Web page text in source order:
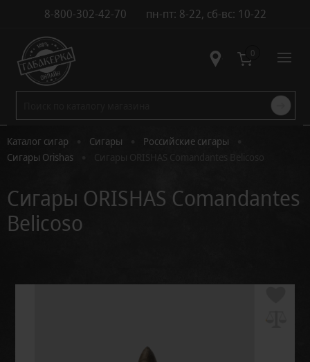
8-800-302-42-70 пн-пт: 8-22, сб-вс: 10-22
Контакты 0
Каталог сигар Сигары Российские сигары
Сигары Orishas
Сигары ORISHAS Comandantes
Belicoso